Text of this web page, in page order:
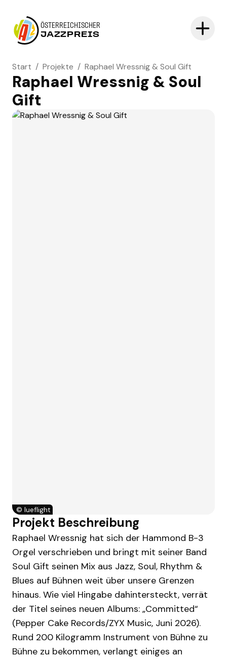
ÖSTERREICHISCHER
JAZZPREIS
Start / Projekte / Raphael Wressnig & Soul Gift
Raphael Wressnig & Soul
Gift
© lueflight
Projekt Beschreibung
Raphael Wressnig hat sich der Hammond B-3
Orgel verschrieben und bringt mit seiner Band
Soul Gift seinen Mix aus Jazz, Soul, Rhythm &
Blues auf Bühnen weit über unsere Grenzen
hinaus. Wie viel Hingabe dahintersteckt, verrät
der Titel seines neuen Albums: „Committed“
(Pepper Cake Records/ZYX Music, Juni 2026).
Rund 200 Kilogramm Instrument von Bühne zu
Bühne zu bekommen, verlangt einiges an